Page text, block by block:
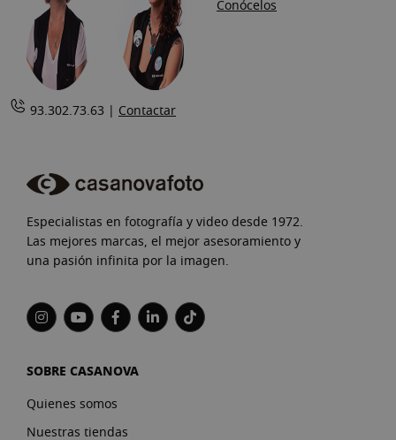
Conócelos
93.302.73.63 | Contactar
Especialistas en fotografía y video desde 1972.
Las mejores marcas, el mejor asesoramiento y
una pasión infinita por la imagen.
SOBRE CASANOVA
Quienes somos
Nuestras tiendas